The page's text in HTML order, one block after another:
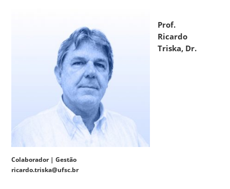
Prof.
Ricardo
Triska, Dr.
Colaborador | Gestão
ricardo.triska@ufsc.br